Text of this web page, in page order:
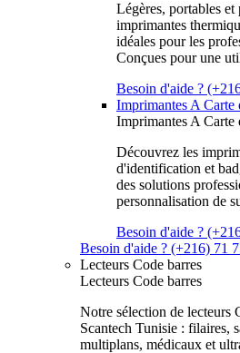
Légères, portables
imprimantes
idéales pour les
Conçues pour une
Besoin d'aide ?
Imprimantes A
Imprimantes A
Découvrez les
d'identification et
des solutions
personnalisation de
Besoin d'aide ?
Besoin d'aide ? (+216) 71
Lecteurs Code barres
Lecteurs Code barres
Notre sélection de lecteurs
Scantech Tunisie : filaires,
multiplans, médicaux et